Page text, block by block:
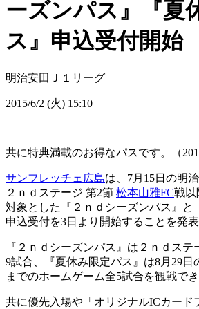
ーズンパス』『夏
ス』申込受付開始
明治安田Ｊ１リーグ
2015/6/2 (火) 15:10
共に特典満載のお得なパスです。（
サンフレッチェ広島は、7月15日の明
２ｎｄステージ 第2節 松本山雅FC戦以
対象とした『２ｎｄシーズンパス』と
申込受付を3日より開始することを発表
『２ｎｄシーズンパス』は２ｎｄス
9試合、『夏休み限定パス』は8月29日
までのホームゲーム全5試合を観戦でき
共に優先入場や「オリジナルICカード